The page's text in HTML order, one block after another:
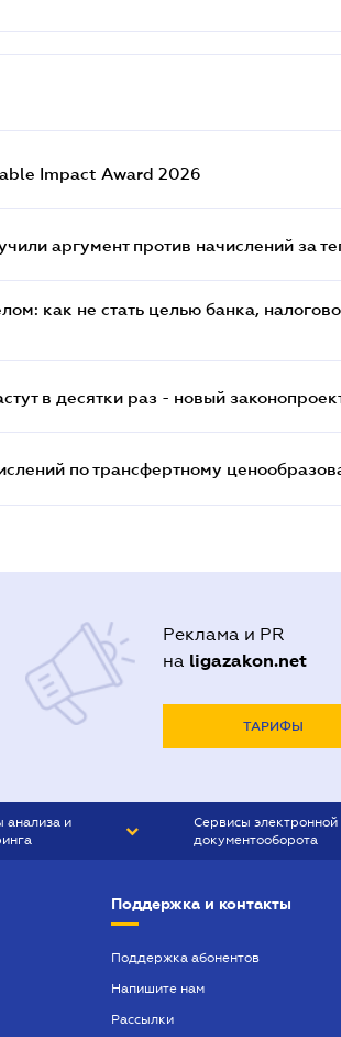
Impact Award 2026
аргумент против начислений за
как не стать целью банка,
в десятки раз - новый
по трансфертному
Реклама и PR
на ligazakon.net
ТАРИФЫ
анализа и
Сервисы электронной
документооборота
Поддержка и контакты
Поддержка абонентов
Напишите нам
Рассылки